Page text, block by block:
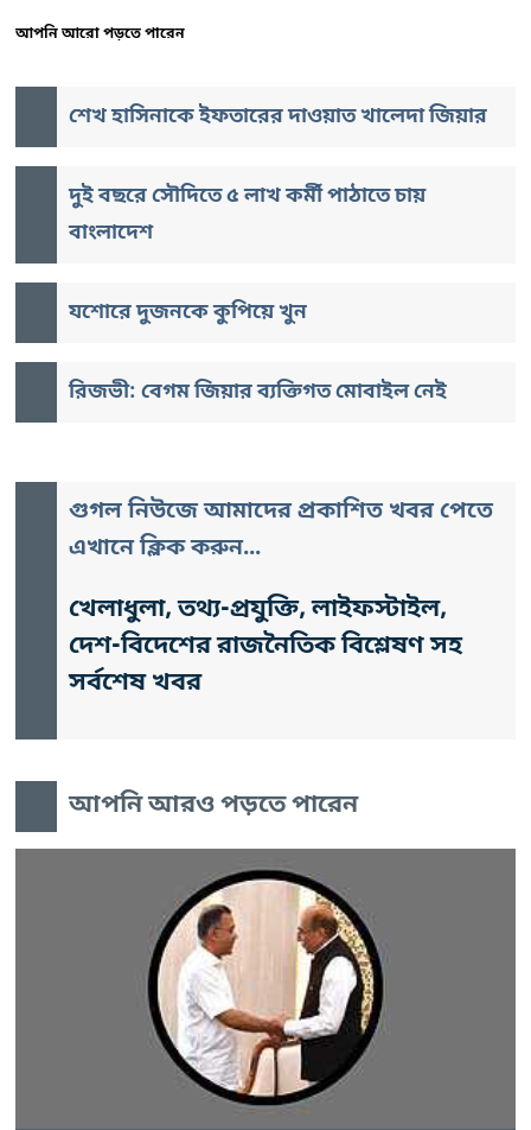
আপনি আরো পড়তে পারেন
শেখ হাসিনাকে ইফতারের দাওয়াত খালেদা জিয়ার
দুই বছরে সৌদিতে ৫ লাখ কর্মী পাঠাতে চায়
বাংলাদেশ
যশোরে দুজনকে কুপিয়ে খুন
রিজভী: বেগম জিয়ার ব্যক্তিগত মোবাইল নেই
গুগল নিউজে আমাদের প্রকাশিত খবর পেতে
এখানে ক্লিক করুন...
খেলাধুলা, তথ্য-প্রযুক্তি, লাইফস্টাইল,
দেশ-বিদেশের রাজনৈতিক বিশ্লেষণ সহ
সর্বশেষ খবর
আপনি আরও পড়তে পারেন